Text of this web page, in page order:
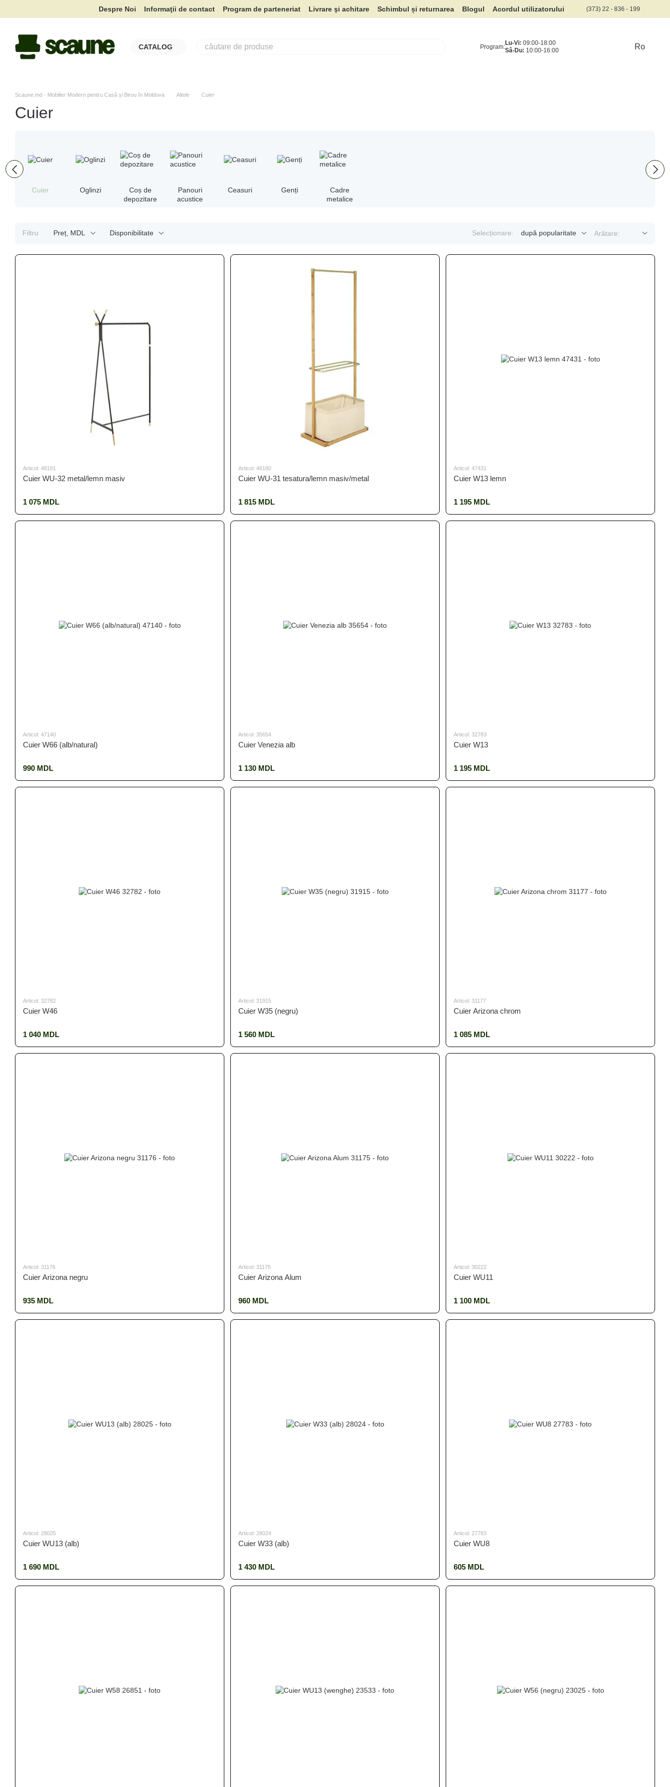
Despre Noi Informaţii de contact Program de parteneriat Livrare şi achitare Schimbul și returnarea Blogul Acordul utilizatorului (373) 22 - 836 - 199
CATALOG Program:
Lu-Vi: 09:00-18:00
Sâ-Du: 10:00-16:00 Ro
Scaune.md - Mobilier Modern pentru Casă și Birou în Moldova Altele Cuier
Cuier
Cuier Oglinzi
Coș de
depozitare
Panouri
acustice
Ceasuri Genți
Cadre
metalice
Filtru Preț, MDL Disponibilitate Selecționare: după popularitate Arătare:
Articol: 48181
Cuier WU-32 metal/lemn masiv
1 075 MDL
Articol: 48180
Cuier WU-31 tesatura/lemn masiv/metal
1 815 MDL
Articol: 47431
Cuier W13 lemn
1 195 MDL
Articol: 47140
Cuier W66 (alb/natural)
990 MDL
Articol: 35654
Cuier Venezia alb
1 130 MDL
Articol: 32783
Cuier W13
1 195 MDL
Articol: 32782
Cuier W46
1 040 MDL
Articol: 31915
Cuier W35 (negru)
1 560 MDL
Articol: 31177
Cuier Arizona chrom
1 085 MDL
Articol: 31176
Cuier Arizona negru
935 MDL
Articol: 31175
Cuier Arizona Alum
960 MDL
Articol: 30222
Cuier WU11
1 100 MDL
Articol: 28025
Cuier WU13 (alb)
1 690 MDL
Articol: 28024
Cuier W33 (alb)
1 430 MDL
Articol: 27783
Cuier WU8
605 MDL